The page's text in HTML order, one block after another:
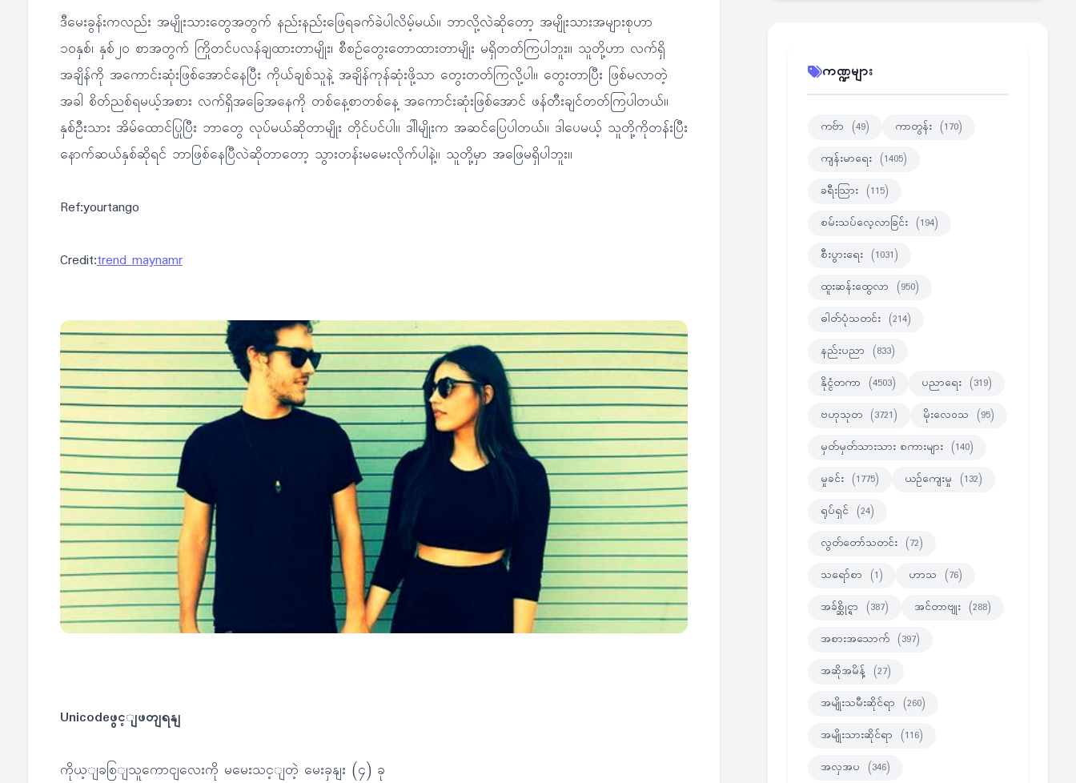
ဒီမေးခွန်းကလည်း အမျိုးသားတွေအတွက် နည်းနည်းဖြေရခက်ခဲပါလိမ့်မယ်။ ဘာလို့လဲဆိုတော့ အမျိုးသားအများစုဟာ
၁၀နှစ်၊ နှစ်၂၀ စာအတွက် ကြိုတင်ပလန်ချထားတာမျိုး၊ စီစဉ်တွေးတောထားတာမျိုး မရှိတတ်ကြပါဘူး။ သူတို့ဟာ လက်ရှိ
အချိန်ကို အကောင်းဆုံးဖြစ်အောင်နေပြီး ကိုယ်ချစ်သူနဲ့ အချိန်ကုန်ဆုံးဖို့သာ တွေးတတ်ကြလို့ပါ။ တွေးတာပြီး ဖြစ်မလာတဲ့
အခါ စိတ်ညစ်ရမယ့်အစား လက်ရှိအခြေအနေကို တစ်နေ့စာတစ်နေ့ အကောင်းဆုံးဖြစ်အောင် ဖန်တီးချင်တတ်ကြပါတယ်။
နှစ်ဦးသား အိမ်ထောင်ပြုပြီး ဘာတွေ လုပ်မယ်ဆိုတာမျိုး တိုင်ပင်ပါ။ ဒါါမျိုးက အဆင်ပြေပါတယ်။ ဒါပေမယ့် သူတို့ကိုတန်းပြီး
နောက်ဆယ်နှစ်ဆိုရင် ဘာဖြစ်နေပြီလဲဆိုတာတော့ သွားတန်းမမေးလိုက်ပါနဲ့။ သူတို့မှာ အဖြေမရှိပါဘူး။
Ref:yourtango
Credit:trend maynamr
Unicodeဖွင့ျဖတျရနျ
ကိုယ့ျခစြျသူကောငျလေးကို မမေးသင့ျတဲ့ မေးခှနျး (၄) ခု
ကဏ္ဍများ
ကဗ်ာ (49) ကာတွန်း (170)
ကျန်းမာရေး (1405)
ခရီးသြား (115)
စမ်းသပ်လေ့လာခြင်း (194)
စီးပွားရေး (1031)
ထူးဆန်းထွေလာ (950)
ဓါတ်ပုံသတင်း (214)
နည်းပညာ (833)
နိုင္ငံတကာ (4503) ပညာရေး (319)
ဗဟုသုတ (3721) မိုးလေဝသ (95)
မှတ်မှတ်သားသား စကားများ (140)
မှုခင်း (1775) ယဉ်ကျေးမှု (132)
ရုပ်ရှင် (24)
လွတ်တော်သတင်း (72)
သရော်စာ (1) ဟာသ (76)
အခ်စ္ဆိုင္ရာ (387) အင်တာဗျုး (288)
အစားအသောက် (397)
အဆိုအမိန့် (27)
အမျိုးသမီးဆိုင်ရာ (260)
အမျိုးသားဆိုင်ရာ (116)
အလှအပ (346)